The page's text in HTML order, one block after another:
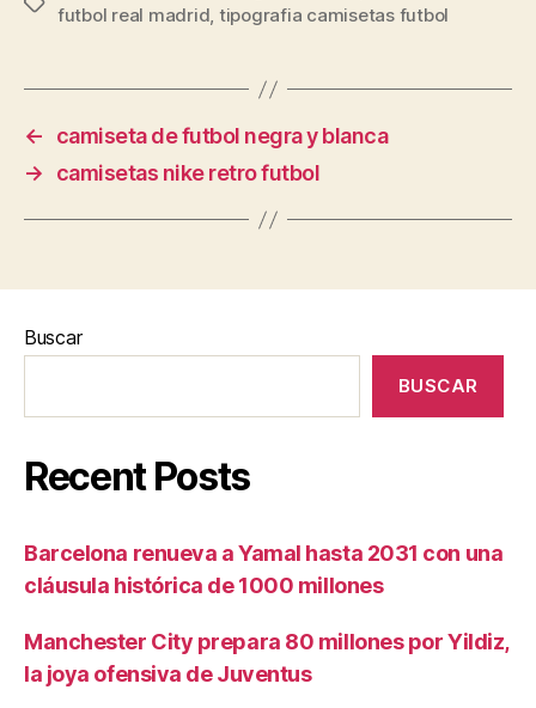
futbol real madrid, tipografia camisetas futbol
←
camiseta de futbol negra y blanca
→
camisetas nike retro futbol
Buscar
BUSCAR
Recent Posts
Barcelona renueva a Yamal hasta 2031 con una
cláusula histórica de 1000 millones
Manchester City prepara 80 millones por Yildiz,
la joya ofensiva de Juventus